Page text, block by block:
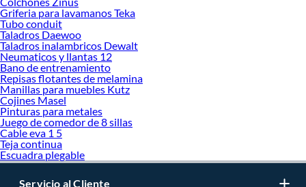
Griferia para lavamanos Teka
Tubo conduit
Taladros Daewoo
Taladros inalambricos Dewalt
Neumaticos y llantas 12
Bano de entrenamiento
Repisas flotantes de melamina
Manillas para muebles Kutz
Cojines Masel
Pinturas para metales
Juego de comedor de 8 sillas
Cable eva 1 5
Teja continua
Escuadra plegable
Servicio al Cliente